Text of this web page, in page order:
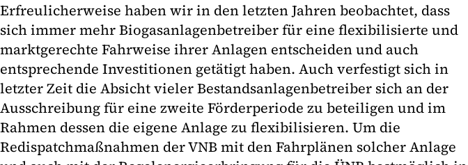
Erfreulicherweise haben wir in den letzten Jahren beobachtet, dass
sich immer mehr Biogasanlagenbetreiber für eine flexibilisierte und
marktgerechte Fahrweise ihrer Anlagen entscheiden und auch
entsprechende Investitionen getätigt haben. Auch verfestigt sich in
letzter Zeit die Absicht vieler Bestandsanlagenbetreiber sich an der
Ausschreibung für eine zweite Förderperiode zu beteiligen und im
Rahmen dessen die eigene Anlage zu flexibilisieren. Um die
Redispatchmaßnahmen der VNB mit den Fahrplänen solcher Anlage